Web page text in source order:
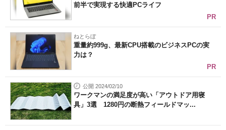
前半で実現する快適PCライフ
PR
ねとらぼ
重量約999g、最新CPU搭載のビジネスPCの実
力は？
PR
公開 2024/02/10
ワークマンの満足度が高い「アウトドア用寝
具」3選 1280円の断熱フィールドマッ...